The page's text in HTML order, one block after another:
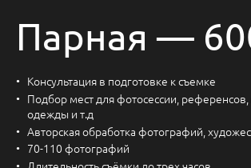
Парная —
Консультация в подготовке к съемке
Подбор мест для фотосессии,
одежды и т.д
Авторская обработка фотографий,
70-110 фотографий